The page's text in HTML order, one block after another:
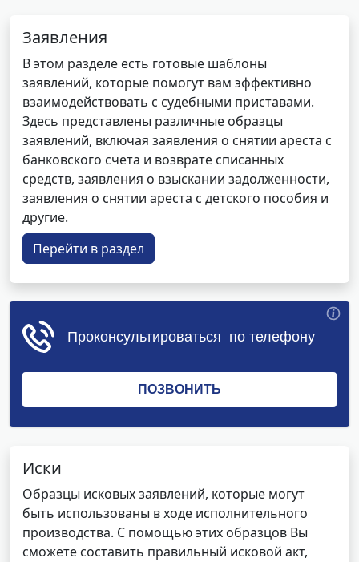
Заявления
В этом разделе есть готовые шаблоны
заявлений, которые помогут вам эффективно
взаимодействовать с судебными приставами.
Здесь представлены различные образцы
заявлений, включая заявления о снятии ареста с
банковского счета и возврате списанных
средств, заявления о взыскании задолженности,
заявления о снятии ареста с детского пособия и
другие.
Перейти в раздел
Иски
Образцы исковых заявлений, которые могут
быть использованы в ходе исполнительного
производства. С помощью этих образцов Вы
сможете составить правильный исковой акт,